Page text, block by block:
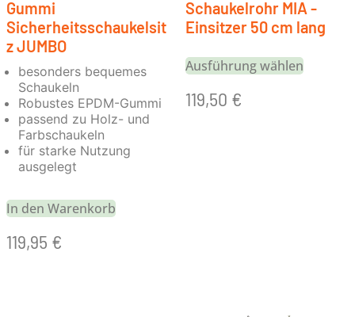
Gummi
Sicherheitsschaukelsit
z JUMBO
besonders bequemes
Schaukeln
Robustes EPDM-Gummi
passend zu Holz- und
Farbschaukeln
für starke Nutzung
ausgelegt
In den Warenkorb
119,95 €
Schaukelrohr MIA -
Einsitzer 50 cm lang
Ausführung wählen
119,50 €